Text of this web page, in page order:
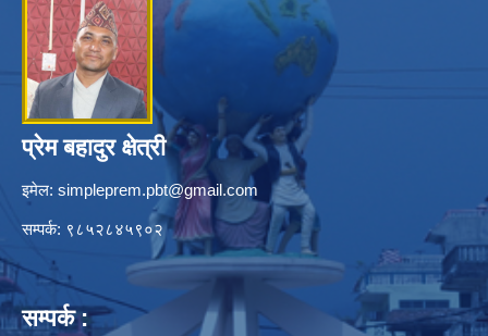
प्रेम बहादुर क्षेत्री
इमेल: simpleprem.pbt@gmail.com
सम्पर्क: ९८५२८४५९०२
सम्पर्क :